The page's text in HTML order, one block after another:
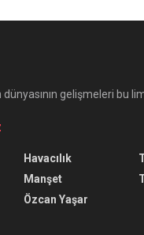
dünyasının gelişmeleri bu
Havacılık
Manşet
Özcan Yaşar